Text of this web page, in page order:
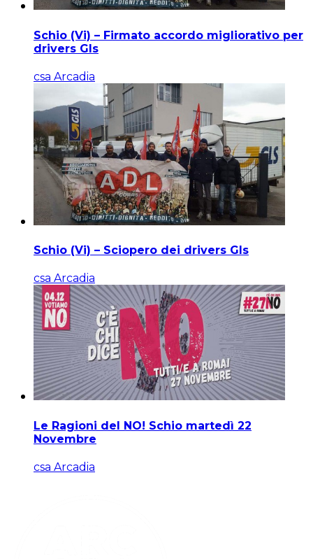
Schio (Vi) – Firmato accordo migliorativo per
drivers Gls
csa Arcadia
Schio (Vi) – Sciopero dei drivers Gls
csa Arcadia
Le Ragioni del NO! Schio martedì 22
Novembre
csa Arcadia